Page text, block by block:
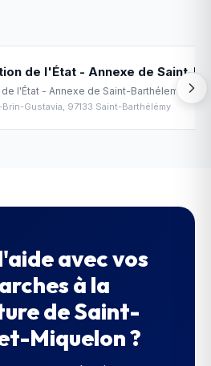
de l'État - Annexe de Saint-
l'État - Annexe de Saint-Barthélemy (977
Gustavia, 97133 Saint-Barthélémy
avec vos
à la
de Saint-
Miquelon?